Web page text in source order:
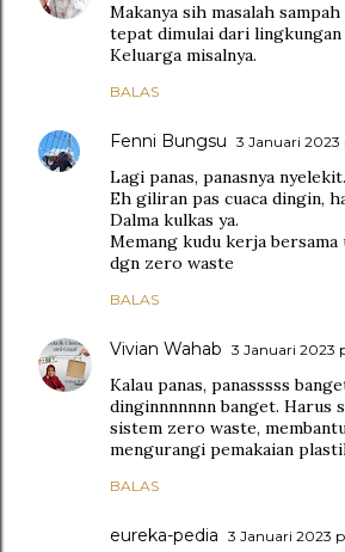
Makanya sih masalah
tepat dimulai dari
Keluarga misalnya.
BALAS
Fenni Bungsu 3 Januari 2023
Lagi panas, panasnya nyelekit.
Eh giliran pas cuaca dingin,
Dalma kulkas ya.
Memang kudu kerja
dgn zero waste
BALAS
Vivian Wahab 3 Januari 2023
Kalau panas, panasssss
dinginnnnnnn banget. Harus
sistem zero waste,
mengurangi pemakaian
BALAS
eureka-pedia 3 Januari 2023